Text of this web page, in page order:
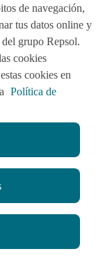
Privacidad
de navegación,
tus datos online y
grupo Repsol.
cookies
cookies en
Política de